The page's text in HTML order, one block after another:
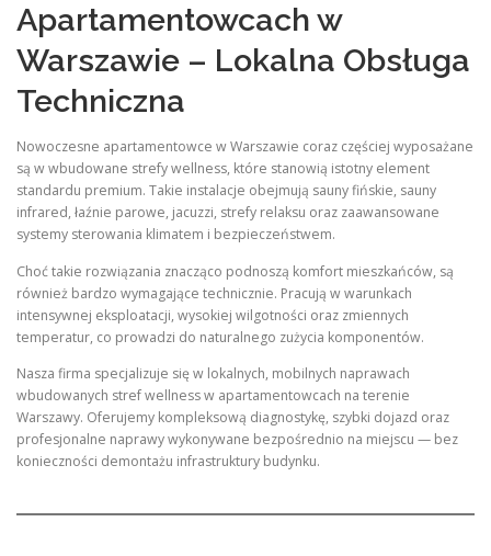
Apartamentowcach w
Warszawie – Lokalna Obsługa
Techniczna
Nowoczesne apartamentowce w Warszawie coraz częściej wyposażane
są w wbudowane strefy wellness, które stanowią istotny element
standardu premium. Takie instalacje obejmują sauny fińskie, sauny
infrared, łaźnie parowe, jacuzzi, strefy relaksu oraz zaawansowane
systemy sterowania klimatem i bezpieczeństwem.
Choć takie rozwiązania znacząco podnoszą komfort mieszkańców, są
również bardzo wymagające technicznie. Pracują w warunkach
intensywnej eksploatacji, wysokiej wilgotności oraz zmiennych
temperatur, co prowadzi do naturalnego zużycia komponentów.
Nasza firma specjalizuje się w lokalnych, mobilnych naprawach
wbudowanych stref wellness w apartamentowcach na terenie
Warszawy. Oferujemy kompleksową diagnostykę, szybki dojazd oraz
profesjonalne naprawy wykonywane bezpośrednio na miejscu — bez
konieczności demontażu infrastruktury budynku.